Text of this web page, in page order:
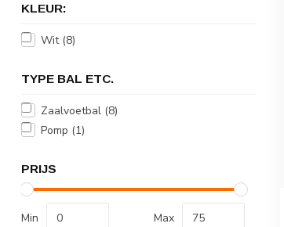
KLEUR:
Wit (8)
TYPE BAL ETC.
Zaalvoetbal (8)
Pomp (1)
PRIJS
Min Max